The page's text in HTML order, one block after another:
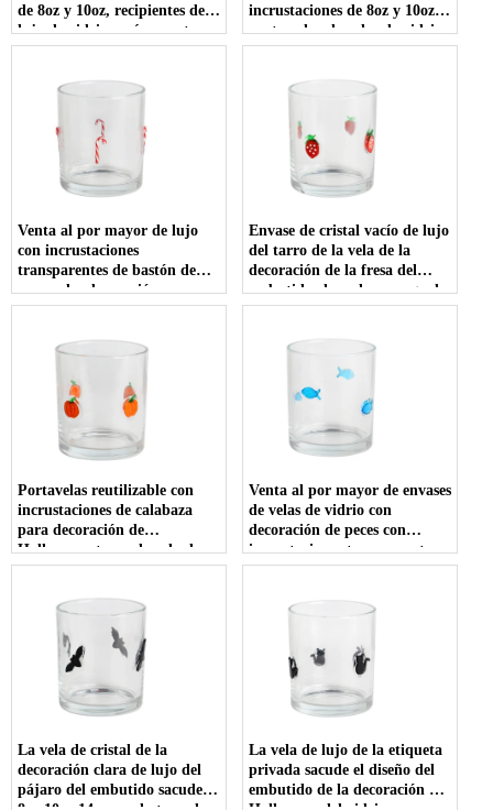
de 8oz y 10oz, recipientes de
lujo de vidrio vacíos con tapas
para decoración de bodas
incrustaciones de 8oz y 10oz,
contenedor de velas de vidrio
vacío al por mayor con tapa
Venta al por mayor de lujo
con incrustaciones
transparentes de bastón de
caramelo, decoración
navideña, tarros para velas,
12oz vacío con tapa
Envase de cristal vacío de lujo
del tarro de la vela de la
decoración de la fresa del
embutido claro de encargo de
10oz 12oz con la tapa del
Portavelas reutilizable con
incrustaciones de calabaza
para decoración de
Halloween, tarro de vela de
vidrio de 10oz y 12oz con tapa
Venta al por mayor de envases
de velas de vidrio con
decoración de peces con
incrustaciones transparentes
vacías 100 ml 250 ml 500 ml
La vela de cristal de la
decoración clara de lujo del
pájaro del embutido sacude
La vela de lujo de la etiqueta
privada sacude el diseño del
embutido de la decoración de